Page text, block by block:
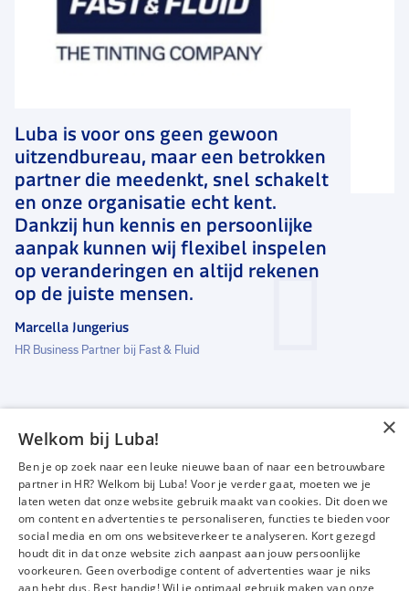
Luba is voor ons geen gewoon
uitzendbureau, maar een betrokken
partner die meedenkt, snel schakelt
en onze organisatie echt kent.
Dankzij hun kennis en persoonlijke
aanpak kunnen wij flexibel inspelen
op veranderingen en altijd rekenen
op de juiste mensen.
Marcella Jungerius
HR Business Partner bij Fast & Fluid
Werken bij Luba
Voor werkgevers
Mijn Luba
Contact
InstagramFacebookLinkedIn YouTube
×
Welkom bij Luba!
Ben je op zoek naar een leuke nieuwe baan of naar een betrouwbare
partner in HR? Welkom bij Luba! Voor je verder gaat, moeten we je
laten weten dat onze website gebruik maakt van cookies. Dit doen we
om content en advertenties te personaliseren, functies te bieden voor
social media en om ons websiteverkeer te analyseren. Kort gezegd
houdt dit in dat onze website zich aanpast aan jouw persoonlijke
voorkeuren. Geen overbodige content of advertenties waar je niks
aan hebt dus. Best handig! Wil je optimaal gebruik maken van onze